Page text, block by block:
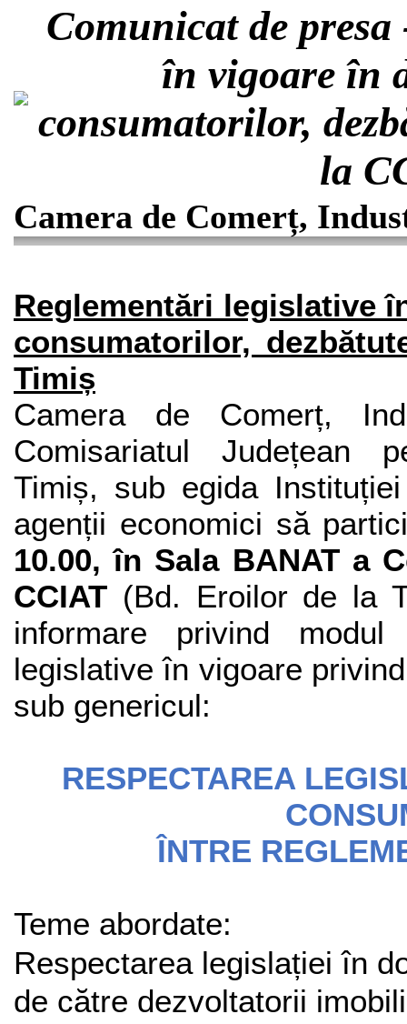
Comunicat de
în vigoare în
consumatorilor,
la
Camera de Comerț,
Reglementări legislative
consumatorilor,
Timiș
Camera de Comerț,
Comisariatul Județean
Timiș, sub egida
agenții economici să
10.00, în Sala BANAT a
CCIAT (Bd. Eroilor de la
informare privind
legislative în vigoare
sub genericul:
RESPECTAREA
ÎNTRE
Teme abordate:
Respectarea legislației în
de către dezvoltatorii